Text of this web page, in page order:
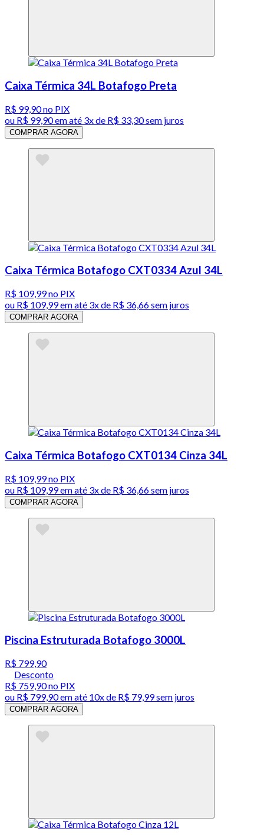
Caixa Térmica 34L Botafogo Preta
R$ 99,90no PIX
ou R$ 99,90em até 3x de R$ 33,30 sem juros
COMPRAR AGORA
Caixa Térmica Botafogo CXT0334 Azul 34L
R$ 109,99no PIX
ou R$ 109,99em até 3x de R$ 36,66 sem juros
COMPRAR AGORA
Caixa Térmica Botafogo CXT0134 Cinza 34L
R$ 109,99no PIX
ou R$ 109,99em até 3x de R$ 36,66 sem juros
COMPRAR AGORA
Piscina Estruturada Botafogo 3000L
R$ 799,90
Desconto
R$ 759,90no PIX
ou R$ 799,90em até 10x de R$ 79,99 sem juros
COMPRAR AGORA